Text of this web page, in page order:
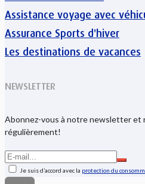
Assistance voyage avec
Assurance Sports d'hiver
Les destinations de vacances
NEWSLETTER
Abonnez-vous à notre newsletter et
régulièrement!
Je suis d’accord avec la protection du